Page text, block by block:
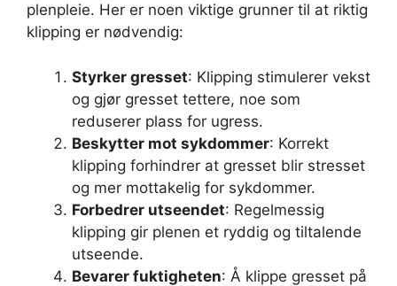
plenpleie. Her er noen viktige grunner til at riktig
klipping er nødvendig:
Styrker gresset: Klipping stimulerer vekst
og gjør gresset tettere, noe som
reduserer plass for ugress.
Beskytter mot sykdommer: Korrekt
klipping forhindrer at gresset blir stresset
og mer mottakelig for sykdommer.
Forbedrer utseendet: Regelmessig
klipping gir plenen et ryddig og tiltalende
utseende.
Bevarer fuktigheten: Å klippe gresset på